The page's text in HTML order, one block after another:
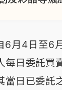
6月4日至6
日委託買
日已委託